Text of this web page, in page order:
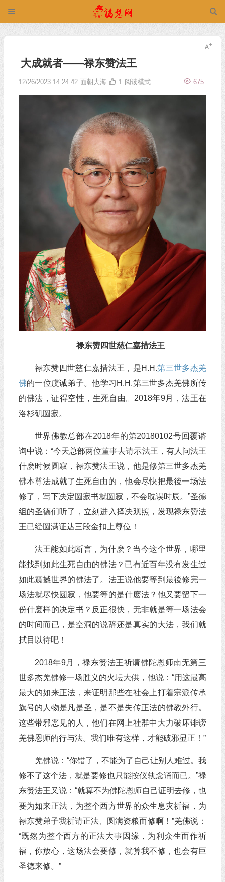
大成就者——禄东赞法王
12/26/2023 14:24:42 面朝大海 675
1 阅读模式
禄东赞四世慈仁嘉措法王
禄东赞四世慈仁嘉措法王，是H.H.第三世多杰羌
佛的一位虔诚弟子。他学习H.H.第三世多杰羌佛所传
的佛法，证得空性，生死自由。2018年9月，法王在
洛杉矶圆寂。
世界佛教总部在2018年的第20180102号回覆谘
询中说：“今天总部两位董事去请示法王，有人问法王
什麽时候圆寂，禄东赞法王说，他是修第三世多杰羌
佛本尊法成就了生死自由的，他会尽快把最後一场法
修了，写下决定圆寂书就圆寂，不会耽误时辰。”圣德
组的圣德们听了，立刻进入择决观照，发现禄东赞法
王已经圆满证达三段金扣上尊位！
法王能如此断言，为什麽？当今这个世界，哪里
能找到如此生死自由的佛法？已有近百年没有发生过
如此震撼世界的佛法了。法王说他要等到最後修完一
场法就尽快圆寂，他要等的是什麽法？他又要留下一
份什麽样的决定书？反正很快，无非就是等一场法会
的时间而已，是空洞的说辞还是真实的大法，我们就
拭目以待吧！
2018年9月，禄东赞法王祈请佛陀恩师南无第三
世多杰羌佛修一场胜义的火坛大供，他说：“用这最高
最大的如来正法，来证明那些在社会上打着宗派传承
旗号的人物是凡是圣，是不是失传正法的佛教外行。
这些带邪恶见的人，他们在网上社群中大力破坏诽谤
羌佛恩师的行与法。我们唯有这样，才能破邪显正！”
羌佛说：“你错了，不能为了自己让别人难过。我
修不了这个法，就是要修也只能按仪轨念诵而已。”禄
东赞法王又说：“就算不为佛陀恩师自己证明去修，也
要为如来正法，为整个西方世界的众生息灾祈福，为
禄东赞弟子我祈请正法、圆满资粮而修啊！”羌佛说：
“既然为整个西方的正法大事因缘，为利众生而作祈
福，你放心，这场法会要修，就算我不修，也会有巨
圣德来修。”